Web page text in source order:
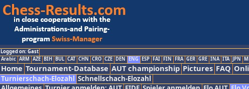
Logged on: Gast
Arabic ARM AZE BIH BUL CAT CHN CRO CZE DEN ENG ESP FAI FIN FRA GER GRE INA ITA JPN
Home Tournament-Database AUT championship Pictures FAQ
Turnierschach-Elozahl Schnellschach-Elozahl